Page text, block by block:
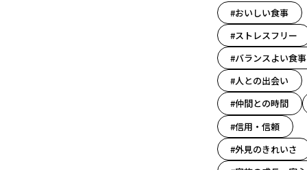
#おいしい食事
#ストレスフリー
#バランスよい食事
#人との出会い
#仲間との時間
#信用・信頼
#外見のきれいさ